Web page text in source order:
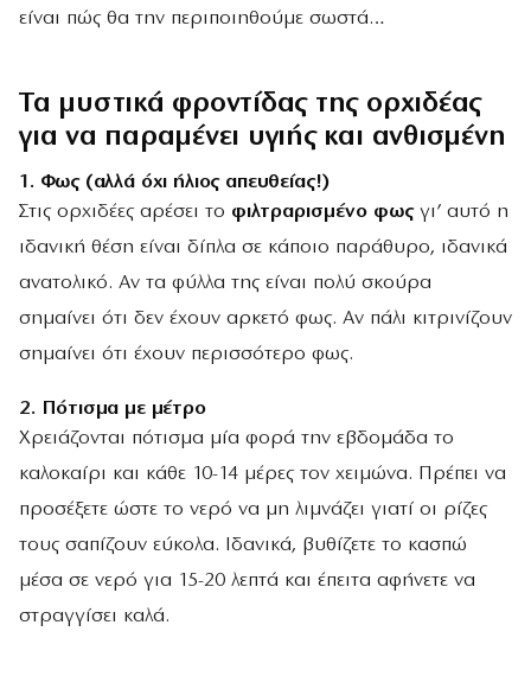
είναι πώς θα την περιποιηθούμε σωστά…
Τα μυστικά φροντίδας της ορχιδέας
για να παραμένει υγιής και ανθισμένη
1. Φως (αλλά όχι ήλιος απευθείας!)
Στις ορχιδέες αρέσει το φιλτραρισμένο φωςγι’ αυτό η
ιδανική θέση είναι δίπλα σε κάποιο παράθυρο, ιδανικά
ανατολικό. Αν τα φύλλα της είναι πολύ σκούρα
σημαίνει ότι δεν έχουν αρκετό φως. Αν πάλι κιτρινίζουν
σημαίνει ότι έχουν περισσότερο φως.
2. Πότισμα με μέτρο
Χρειάζονται πότισμα μία φορά την εβδομάδα το
καλοκαίρι και κάθε 10-14 μέρες τον χειμώνα. Πρέπει να
προσέξετε ώστε το νερό να μη λιμνάζει γιατί οι ρίζες
τους σαπίζουν εύκολα. Ιδανικά, βυθίζετε το κασπώ
μέσα σε νερό για 15-20 λεπτά και έπειτα αφήνετε να
στραγγίσει καλά.